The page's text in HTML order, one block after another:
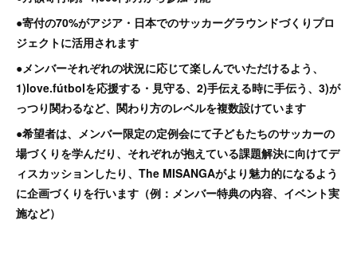
●寄付の70%がアジア・日本でのサッカーグラウンドづくりプロ
ジェクトに活用されます
●メンバーそれぞれの状況に応じて楽しんでいただけるよう、
1)love.fútbolを応援する・見守る、2)手伝える時に手伝う、3)が
っつり関わるなど、関わり方のレベルを複数設けています
●希望者は、メンバー限定の定例会にて子どもたちのサッカーの
場づくりを学んだり、それぞれが抱えている課題解決に向けてデ
ィスカッションしたり、The MISANGAがより魅力的になるよう
に企画づくりを行います（例：メンバー特典の内容、イベント実
施など）